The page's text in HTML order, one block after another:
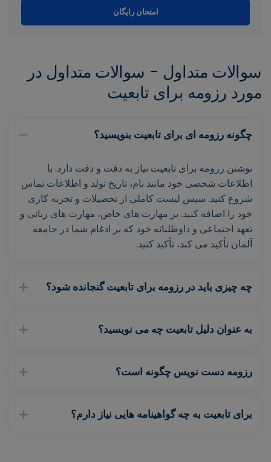
امتحان رایگان
سوالات متداول - سوالات متداول در
مورد رزومه برای تابعیت
چگونه رزومه ای برای تابعیت بنویسید؟
نوشتن رزومه برای تابعیت نیاز به دقت و دقت دارد. با
اطلاعات شخصی خود مانند نام، تاریخ تولد و اطلاعات تماس
شروع کنید. سپس لیست کاملی از تحصیلات و تجربه کاری
خود را اضافه کنید. بر مهارت های خاص، مهارت های زبانی و
تعهد اجتماعی و داوطلبانه خود که بر ادغام شما در جامعه
آلمان تأکید می کند، تأکید کنید.
چه چیزی باید در رزومه برای تابعیت گنجانده شود؟
به عنوان دلیل تابعیت چه می نویسید؟
رزومه دست نویس چگونه است؟
برای تابعیت به چه گواهینامه هایی نیاز دارم؟